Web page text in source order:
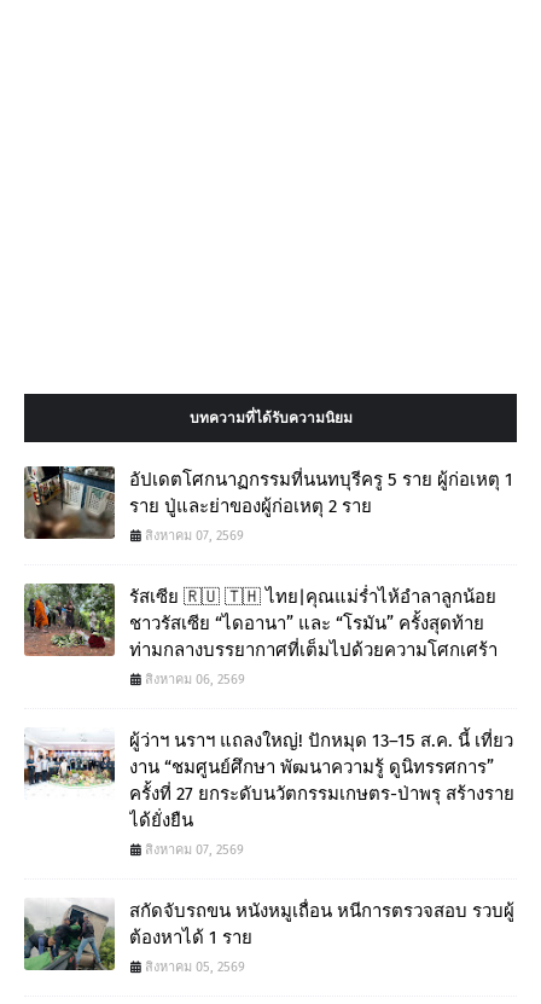
บทความที่ได้รับความนิยม
อัปเดตโศกนาฏกรรมที่นนทบุรีครู 5 ราย ผู้ก่อเหตุ 1
ราย ปู่และย่าของผู้ก่อเหตุ 2 ราย
สิงหาคม 07, 2569
รัสเซีย 🇷🇺 🇹🇭 ไทย|คุณแม่ร่ำไห้อำลาลูกน้อย
ชาวรัสเซีย “ไดอานา” และ “โรมัน” ครั้งสุดท้าย
ท่ามกลางบรรยากาศที่เต็มไปด้วยความโศกเศร้า
สิงหาคม 06, 2569
ผู้ว่าฯ นราฯ แถลงใหญ่! ปักหมุด 13–15 ส.ค. นี้ เที่ยว
งาน “ชมศูนย์ศึกษา พัฒนาความรู้ ดูนิทรรศการ”
ครั้งที่ 27 ยกระดับนวัตกรรมเกษตร-ป่าพรุ สร้างราย
ได้ยั่งยืน
สิงหาคม 07, 2569
สกัดจับรถขน หนังหมูเถื่อน หนีการตรวจสอบ รวบผู้
ต้องหาได้ 1 ราย
สิงหาคม 05, 2569